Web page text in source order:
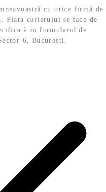
cu orice firmă de
Plata curierului se face de
in formularul de
6, București.